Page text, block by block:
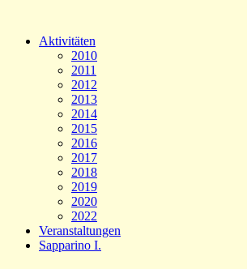
Aktivitäten
2010
2011
2012
2013
2014
2015
2016
2017
2018
2019
2020
2022
Veranstaltungen
Sapparino I.